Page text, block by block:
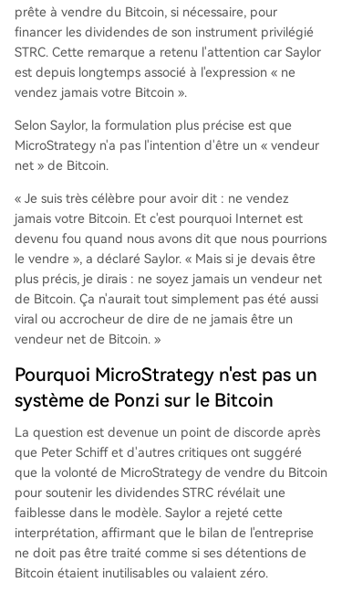
prête à vendre du Bitcoin, si nécessaire, pour
financer les dividendes de son instrument privilégié
STRC. Cette remarque a retenu l'attention car Saylor
est depuis longtemps associé à l'expression « ne
vendez jamais votre Bitcoin ».
Selon Saylor, la formulation plus précise est que
MicroStrategy n'a pas l'intention d'être un « vendeur
net » de Bitcoin.
« Je suis très célèbre pour avoir dit : ne vendez
jamais votre Bitcoin. Et c'est pourquoi Internet est
devenu fou quand nous avons dit que nous pourrions
le vendre », a déclaré Saylor. « Mais si je devais être
plus précis, je dirais : ne soyez jamais un vendeur net
de Bitcoin. Ça n'aurait tout simplement pas été aussi
viral ou accrocheur de dire de ne jamais être un
vendeur net de Bitcoin. »
Pourquoi MicroStrategy n'est pas un
système de Ponzi sur le Bitcoin
La question est devenue un point de discorde après
que Peter Schiff et d'autres critiques ont suggéré
que la volonté de MicroStrategy de vendre du Bitcoin
pour soutenir les dividendes STRC révélait une
faiblesse dans le modèle. Saylor a rejeté cette
interprétation, affirmant que le bilan de l'entreprise
ne doit pas être traité comme si ses détentions de
Bitcoin étaient inutilisables ou valaient zéro.